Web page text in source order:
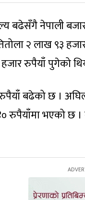
बढेसँगै नेपाली
२ लाख ९३
रुपैयाँ पुगेको
बढेको छ ।
भएको छ ।